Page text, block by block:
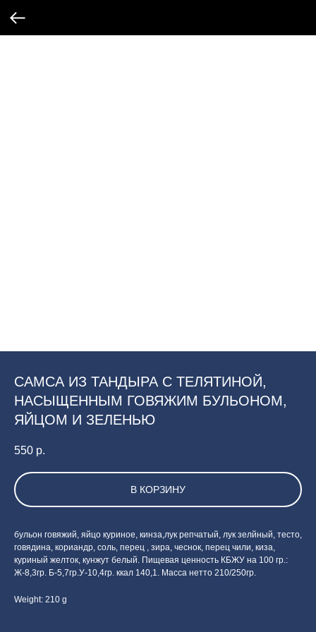
САМСА ИЗ ТАНДЫРА С ТЕЛЯТИНОЙ,
НАСЫЩЕННЫМ ГОВЯЖИМ БУЛЬОНОМ,
ЯЙЦОМ И ЗЕЛЕНЬЮ
550 р.
В КОРЗИНУ
бульон говяжий, яйцо куриное, кинза,лук репчатый, лук зелйный, тесто,
говядина, кориандр, соль, перец , зира, чеснок, перец чили, киза,
куриный желток, кунжут белый. Пищевая ценность КБЖУ на 100 гр.:
Ж-8,3гр. Б-5,7гр.У-10,4гр. ккал 140,1. Масса нетто 210/250гр.
Weight: 210 g